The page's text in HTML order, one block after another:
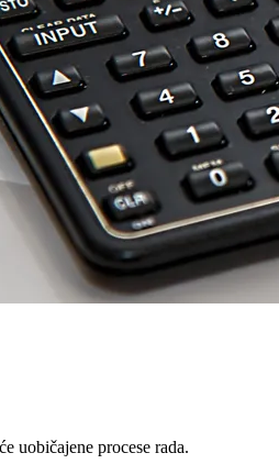
uobičajene procese rada.